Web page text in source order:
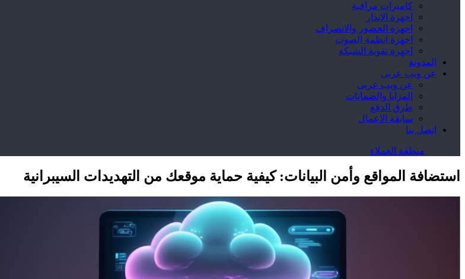
كاميرات مراقبة
اجهزة الانذار
اجهزة الحضور والانصراف
اجهزة انظمة الصوت
اجهزة تقوية الشبكة
المدونة
عن ويب عربى
عن ويب عربى
المزايا والضمانات
طرق الدفع
سابقة الاعمال
اتصل بنا
منطقة العملاء
استضافة المواقع وأمن البيانات: كيفية حماية موقعك من التهديدات السيبرانية